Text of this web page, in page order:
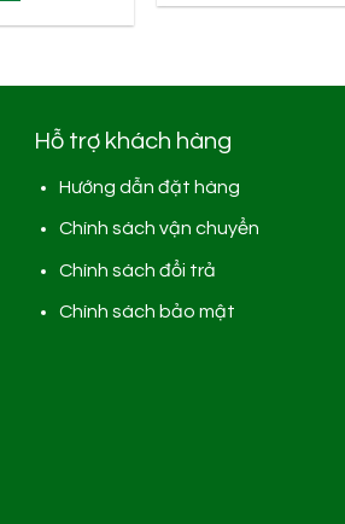
Hỗ trợ khách hàng
Hướng dẫn đặt hàng
Chính sách vận chuyển
Chính sách đổi trả
Chính sách bảo mật